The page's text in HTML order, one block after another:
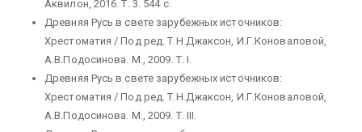
Аквилон, 2016. Т. 3. 544 с.
Древняя Русь в свете зарубежных источников:
Хрестоматия / Под ред. Т.Н.Джаксон, И.Г.Коноваловой,
А.В.Подосинова. М., 2009. Т. I.
Древняя Русь в свете зарубежных источников:
Хрестоматия / Под ред. Т.Н.Джаксон, И.Г.Коноваловой,
А.В.Подосинова. М., 2009. Т. III.